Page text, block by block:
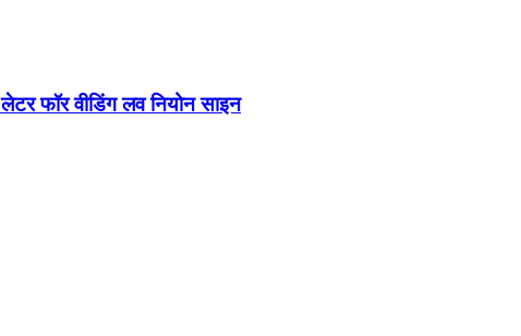
फॉर वीडिंग लव नियोन साइन